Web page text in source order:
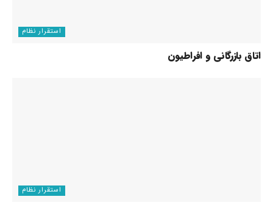
استقرار نظام
اتاق بازرگانی و افراطیون
استقرار نظام